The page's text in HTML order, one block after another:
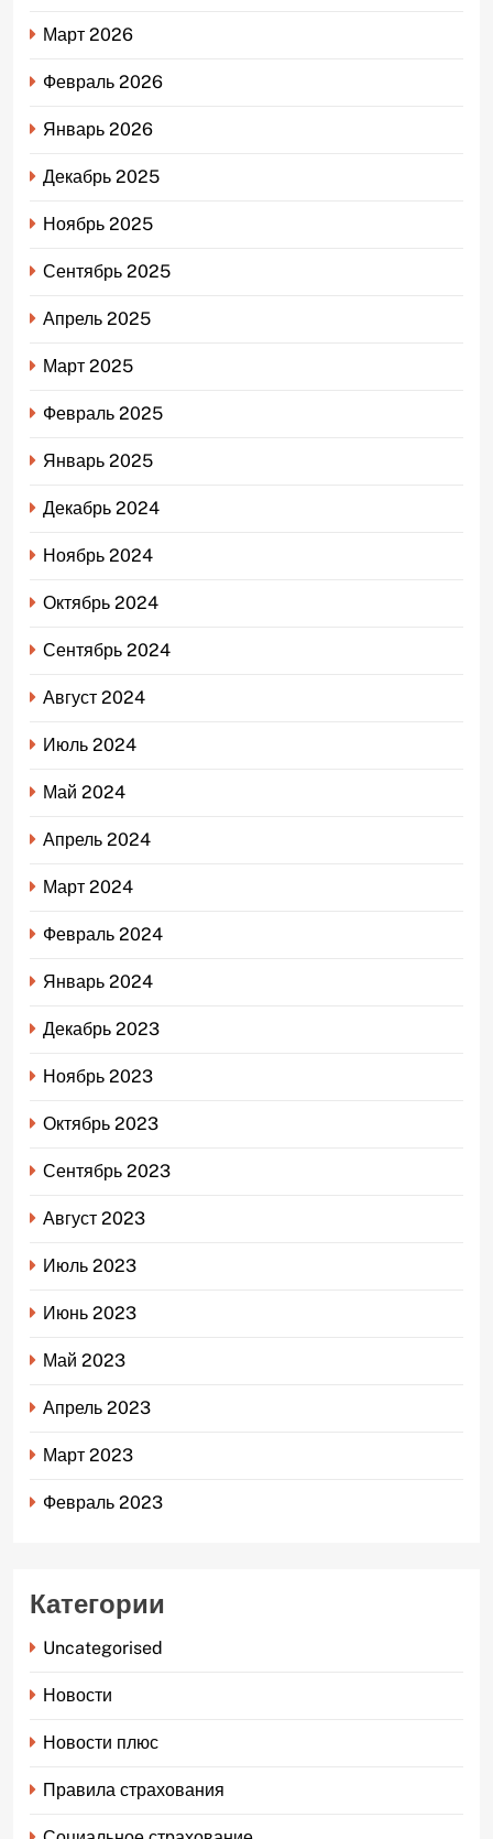
Март 2026
Февраль 2026
Январь 2026
Декабрь 2025
Ноябрь 2025
Сентябрь 2025
Апрель 2025
Март 2025
Февраль 2025
Январь 2025
Декабрь 2024
Ноябрь 2024
Октябрь 2024
Сентябрь 2024
Август 2024
Июль 2024
Май 2024
Апрель 2024
Март 2024
Февраль 2024
Январь 2024
Декабрь 2023
Ноябрь 2023
Октябрь 2023
Сентябрь 2023
Август 2023
Июль 2023
Июнь 2023
Май 2023
Апрель 2023
Март 2023
Февраль 2023
Категории
Uncategorised
Новости
Новости плюс
Правила страхования